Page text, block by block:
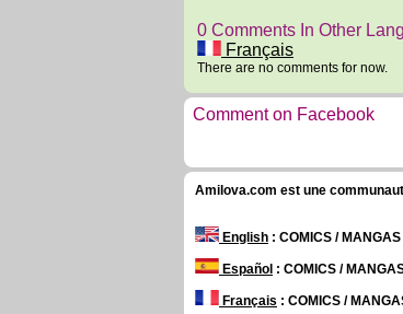
0 Comments In Other
Français
There are no comments for now.
Comment on Facebook
Amilova.com est une
English : COMICS /
Español : COMICS /
Français : COMICS /